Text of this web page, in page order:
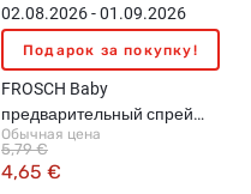
02.08.2026 - 01.09.2026
Подарок за покупку!
FROSCH Baby
предварительный спрей
для стирки, 300мл
Обычная цена
4,65 €
5,79 €